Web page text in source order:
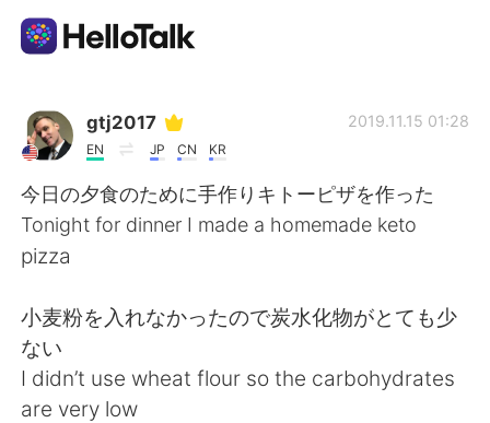
Language Exchange App
English
简体中文 繁體中文
Español العربية
gtj2017
EN JP CN KR
2019.11.15 01:28
今日の夕食のために手作りキトーピザを作った
Tonight for dinner I made a homemade keto
pizza
小麦粉を入れなかったので炭水化物がとても少
ない
I didn’t use wheat flour so the carbohydrates
are very low